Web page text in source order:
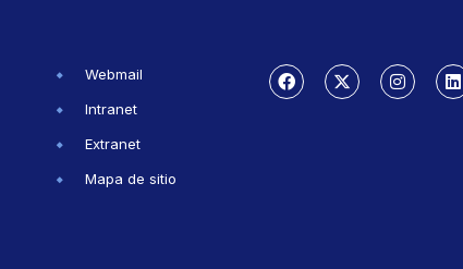
Webmail
Intranet
Extranet
Mapa de sitio